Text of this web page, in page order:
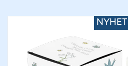
NYHET